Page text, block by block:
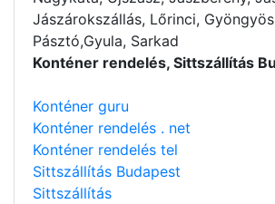
Jászárokszállás, Lőrinci,
Pásztó,Gyula, Sarkad
Konténer rendelés, Sittszállítás
Konténer guru
Konténer rendelés . net
Konténer rendelés tel
Sittszállítás Budapest
Sittszállítás